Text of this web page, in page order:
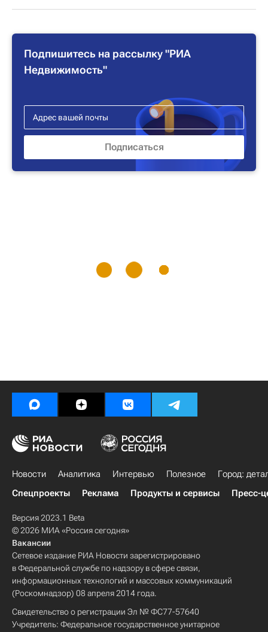
Подпишитесь на рассылку "РИА
Недвижимость"
Новости Аналитика Интервью Полезное
Город:
Спецпроекты
Реклама Продукты и сервисы Пресс-
Версия 2023.1 Beta
© 2026 МИА «Россия сегодня»
Вакансии
Сетевое издание РИА Новости зарегистрировано
в Федеральной службе по надзору в сфере связи,
информационных технологий и массовых коммуникаций
(Роскомнадзор) 08 апреля 2014 года.
Свидетельство о регистрации Эл № ФС77-57640
Учредитель: Федеральное государственное унитарное